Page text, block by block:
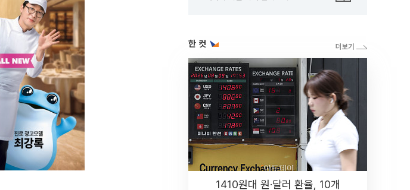
한 컷
1410원대 원·달러 환율, 10개